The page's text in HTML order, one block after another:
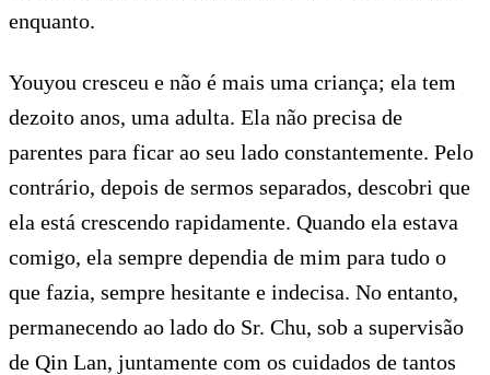
enquanto.
Youyou cresceu e não é mais uma criança; ela tem
dezoito anos, uma adulta. Ela não precisa de
parentes para ficar ao seu lado constantemente. Pelo
contrário, depois de sermos separados, descobri que
ela está crescendo rapidamente. Quando ela estava
comigo, ela sempre dependia de mim para tudo o
que fazia, sempre hesitante e indecisa. No entanto,
permanecendo ao lado do Sr. Chu, sob a supervisão
de Qin Lan, juntamente com os cuidados de tantos